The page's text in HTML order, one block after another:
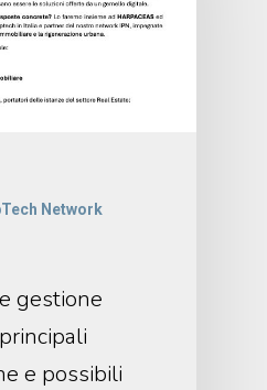
Network
gestione
e possibili